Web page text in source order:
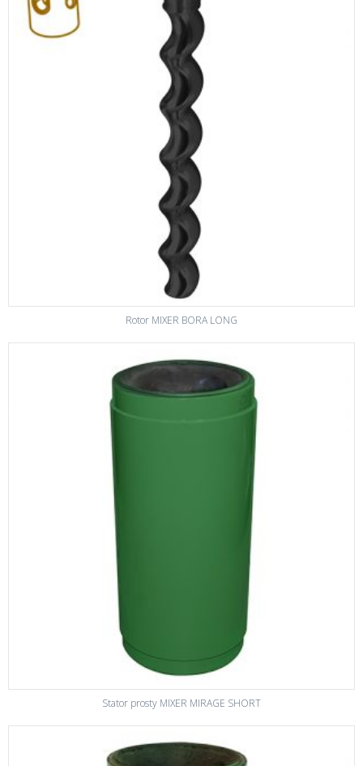
Rotor MIXER BORA LONG
Stator prosty MIXER MIRAGE SHORT